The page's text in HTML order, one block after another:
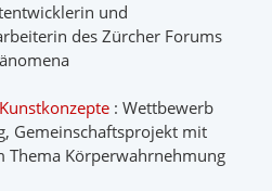
und
des Zürcher Forums
Kunstkonzepte : Wettbewerb
Gemeinschaftsprojekt mit
Thema Körperwahrnehmung